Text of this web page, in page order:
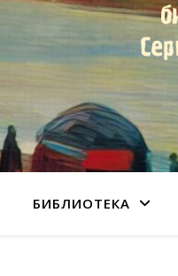
БИБЛИОТЕКА